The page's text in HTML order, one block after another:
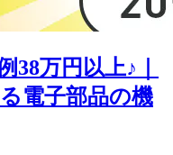
38万円以上♪｜
電子部品の機